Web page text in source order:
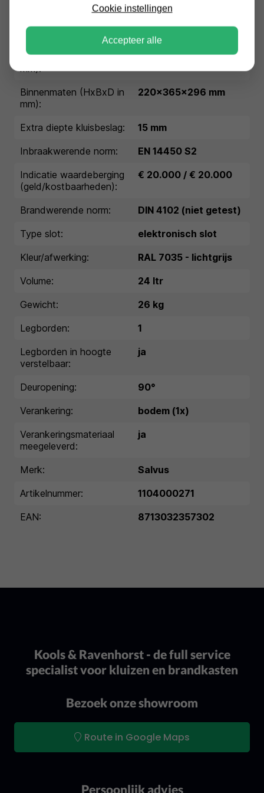
nieuw
Garantie:
1 jaar garantie
Buitenmaten (HxBxD in
mm):
300x445x400 mm
Binnenmaten (HxBxD in
mm):
220x365x296 mm
Extra diepte kluisbeslag:
15 mm
Inbraakwerende norm:
EN 14450 S2
Indicatie waardeberging
(geld/kostbaarheden):
€ 20.000 / € 20.000
Brandwerende norm:
DIN 4102 (niet getest)
Type slot:
elektronisch slot
Kleur/afwerking:
RAL 7035 - lichtgrijs
Volume:
24 ltr
Gewicht:
26 kg
Legborden:
1
Legborden in hoogte
verstelbaar:
ja
Deuropening:
90°
Verankering:
bodem (1x)
Verankeringsmateriaal
meegeleverd:
ja
Merk:
Salvus
Artikelnummer:
1104000271
EAN:
8713032357302
Kools & Ravenhorst - de full service
specialist voor kluizen en brandkasten
Bezoek onze showroom
Route in Google Maps
Persoonlijk advies
Cookie instellingen
Accepteer alle